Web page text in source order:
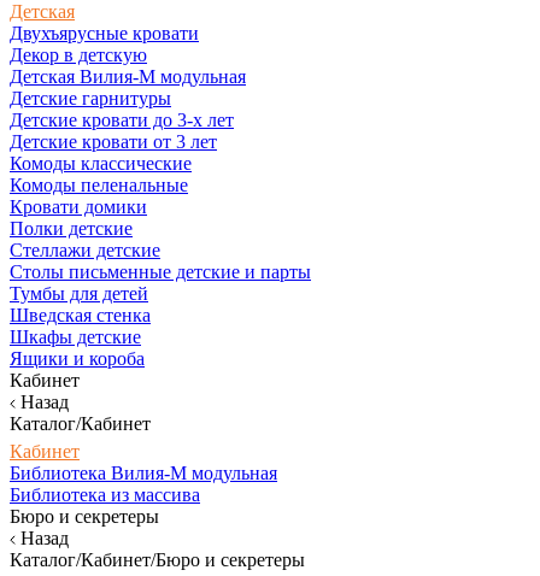
Детская
Двухъярусные кровати
Декор в детскую
Детская Вилия-М модульная
Детские гарнитуры
Детские кровати до 3-х лет
Детские кровати от 3 лет
Комоды классические
Комоды пеленальные
Кровати домики
Полки детские
Стеллажи детские
Столы письменные детские и парты
Тумбы для детей
Шведская стенка
Шкафы детские
Ящики и короба
Кабинет
Назад
Каталог/Кабинет
Кабинет
Библиотека Вилия-М модульная
Библиотека из массива
Бюро и секретеры
Назад
Каталог/Кабинет/Бюро и секретеры